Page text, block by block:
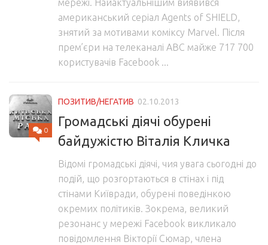
мережі. Найактуальнішим виявився
американський серіал Agents of SHIELD,
знятий за мотивами коміксу Marvel. Після
прем’єри на телеканалі ABC майже 717 700
користувачів Facebook ...
0
ПОЗИТИВ/НЕГАТИВ 02.10.2013
Громадські діячі обурені
байдужістю Віталія Кличка
Відомі громадські діячі, чия увага сьогодні до
подій, що розгортаються в стінах і під
стінами Київради, обурені поведінкою
окремих політиків. Зокрема, великий
резонанс у мережі Facebook викликало
повідомлення Вікторії Сюмар, члена